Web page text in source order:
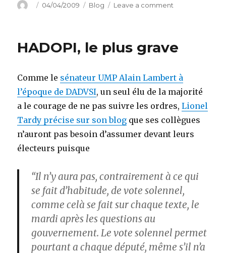
Author
Posted
04/04/2009 Categories
Blog Leave a comment
!
HADOPI, le plus grave
Comme le sénateur UMP Alain Lambert à
l’époque de DADVSI, un seul élu de la majorité
a le courage de ne pas suivre les ordres,Lionel
Tardy précise sur son blog que ses collègues
n’auront pas besoin d’assumer devant leurs
électeurs puisque
“Il n’y aura pas, contrairement à ce qui
se fait d’habitude, de vote solennel,
comme celà se fait sur chaque texte, le
mardi après les questions au
gouvernement. Le vote solennel permet
pourtant a chaque député, même s’il n’a